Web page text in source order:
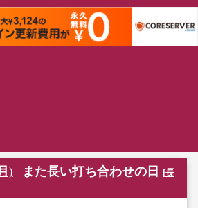
) また長い打ち合わせの日 [長